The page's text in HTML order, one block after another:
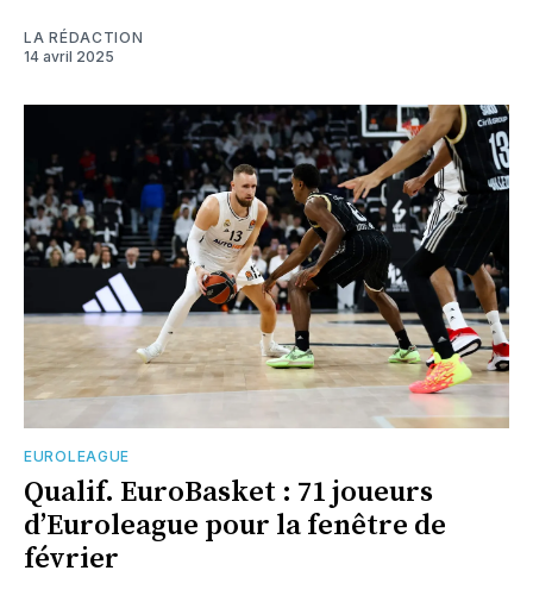
LA RÉDACTION
14 avril 2025
EUROLEAGUE
Qualif. EuroBasket : 71 joueurs
d’Euroleague pour la fenêtre de
février